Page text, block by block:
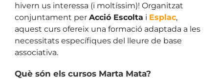
hivern us interessa (i moltíssim)! Organitzat
conjuntament per Acció Escolta i Esplac,
aquest curs ofereix una formació adaptada a les
necessitats específiques del lleure de base
associativa.
Què són els cursos Marta Mata?